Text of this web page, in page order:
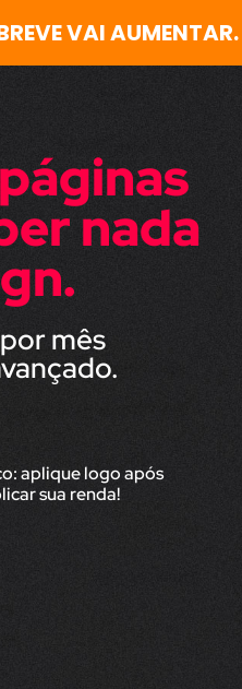
VAI AUMENTAR.
nada
mês
aplique logo após
sua renda!